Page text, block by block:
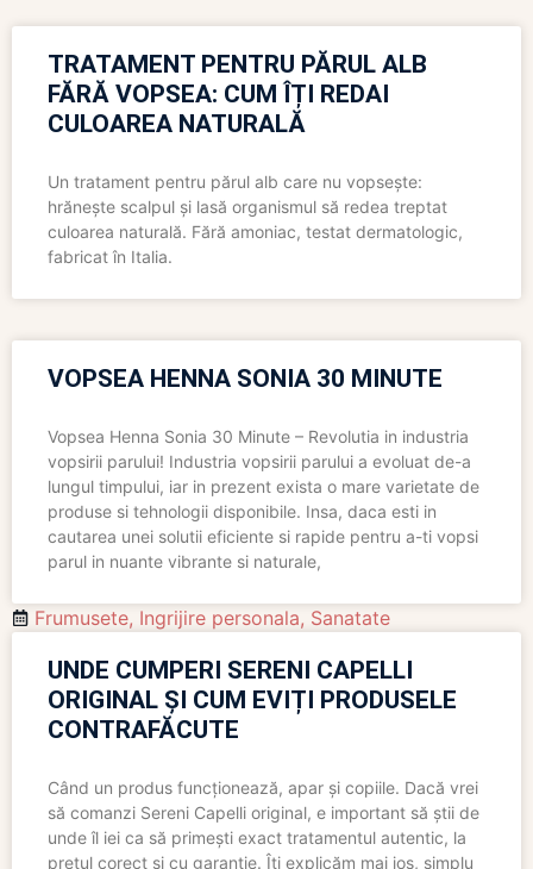
TRATAMENT PENTRU PĂRUL ALB
FĂRĂ VOPSEA: CUM ÎȚI REDAI
CULOAREA NATURALĂ
Un tratament pentru părul alb care nu vopsește:
hrănește scalpul și lasă organismul să redea treptat
culoarea naturală. Fără amoniac, testat dermatologic,
fabricat în Italia.
VOPSEA HENNA SONIA 30 MINUTE
Vopsea Henna Sonia 30 Minute – Revolutia in industria
vopsirii parului! Industria vopsirii parului a evoluat de-a
lungul timpului, iar in prezent exista o mare varietate de
produse si tehnologii disponibile. Insa, daca esti in
cautarea unei solutii eficiente si rapide pentru a-ti vopsi
parul in nuante vibrante si naturale,
Frumusete, Ingrijire personala, Sanatate
UNDE CUMPERI SERENI CAPELLI
ORIGINAL ȘI CUM EVIȚI PRODUSELE
CONTRAFĂCUTE
Când un produs funcționează, apar și copiile. Dacă vrei
să comanzi Sereni Capelli original, e important să știi de
unde îl iei ca să primești exact tratamentul autentic, la
prețul corect și cu garanție. Îți explicăm mai jos, simplu